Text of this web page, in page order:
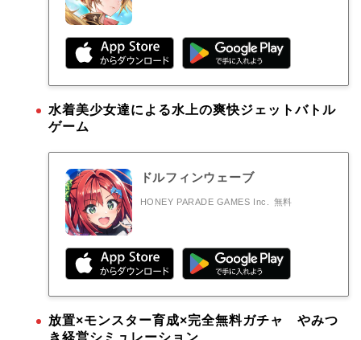
水着美少女達による水上の爽快ジェットバトル
ゲーム
ドルフィンウェーブ
HONEY PARADE GAMES Inc. 無料
放置×モンスター育成×完全無料ガチャ やみつ
き経営シミュレーション